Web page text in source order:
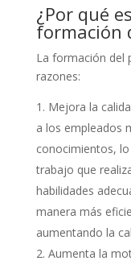
¿Por qué
formación
La formación del
razones:
Mejora la
a los empleados
conocimientos,
trabajo que
habilidades
manera más
aumentando la
Aumenta la